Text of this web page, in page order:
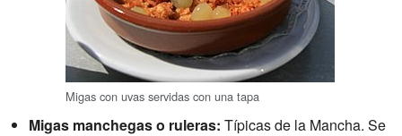
Migas con uvas servidas con una tapa
Migas manchegas o ruleras: Típicas de la Mancha. Se